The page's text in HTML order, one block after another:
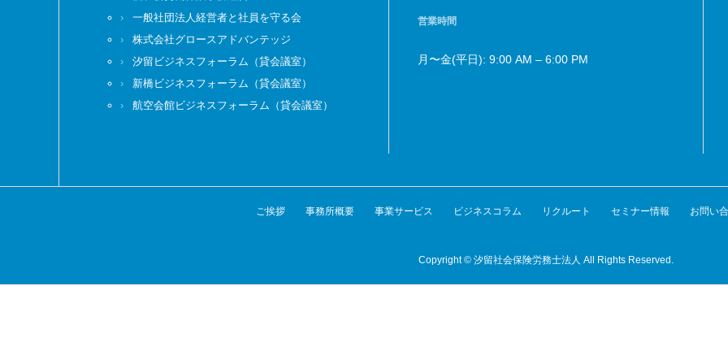
一般社団法人経営者と社員を守る会
株式会社グロースアドバンテッジ
汐留ビジネスフォーラム（貸会議室）
新橋ビジネスフォーラム（貸会議室）
航空会館ビジネスフォーラム（貸会議室）
営業時間
月〜金(平日): 9:00 AM – 6:00 PM
ご挨拶 事務所概要 事業サービス ビジネスコラム リクルート セミナー情報 お問い
Copyright © 汐留社会保険労務士法人 All Rights Reserved.